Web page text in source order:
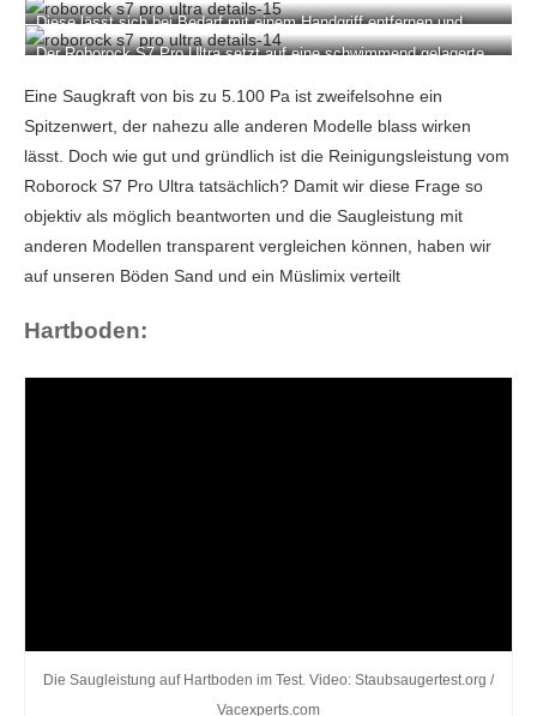
Datenschutzgrundverordnung
Roborock-Cloud
Rheinland
Diese lässt sich bei Bedarf mit einem Handgriff entfernen und
einfach reinigen.
Der Roborock S7 Pro Ultra setzt auf eine schwimmend gelagerte
Eine Saugkraft von bis zu 5.100 Pa ist zweifelsohne ein
Spitzenwert, der nahezu alle anderen Modelle blass wirken
lässt. Doch wie gut und gründlich ist die Reinigungsleistung vom
Roborock S7 Pro Ultra tatsächlich? Damit wir diese Frage so
objektiv als möglich beantworten und die Saugleistung mit
anderen Modellen transparent vergleichen können, haben wir
auf unseren Böden Sand und ein Müslimix verteilt
Hartboden:
Die Saugleistung auf Hartboden im Test. Video: Staubsaugertest.org /
Vacexperts.com